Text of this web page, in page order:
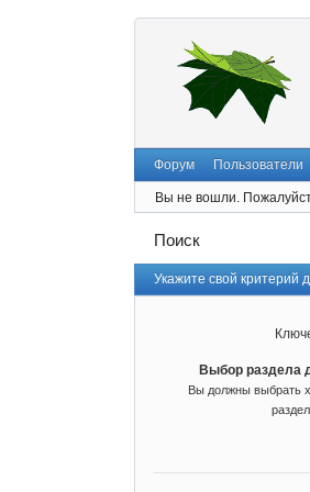
Форум Пользователи
Вы не вошли.
Поиск
Укажите свой критерий
Выбор раздела
Вы должны выбрать